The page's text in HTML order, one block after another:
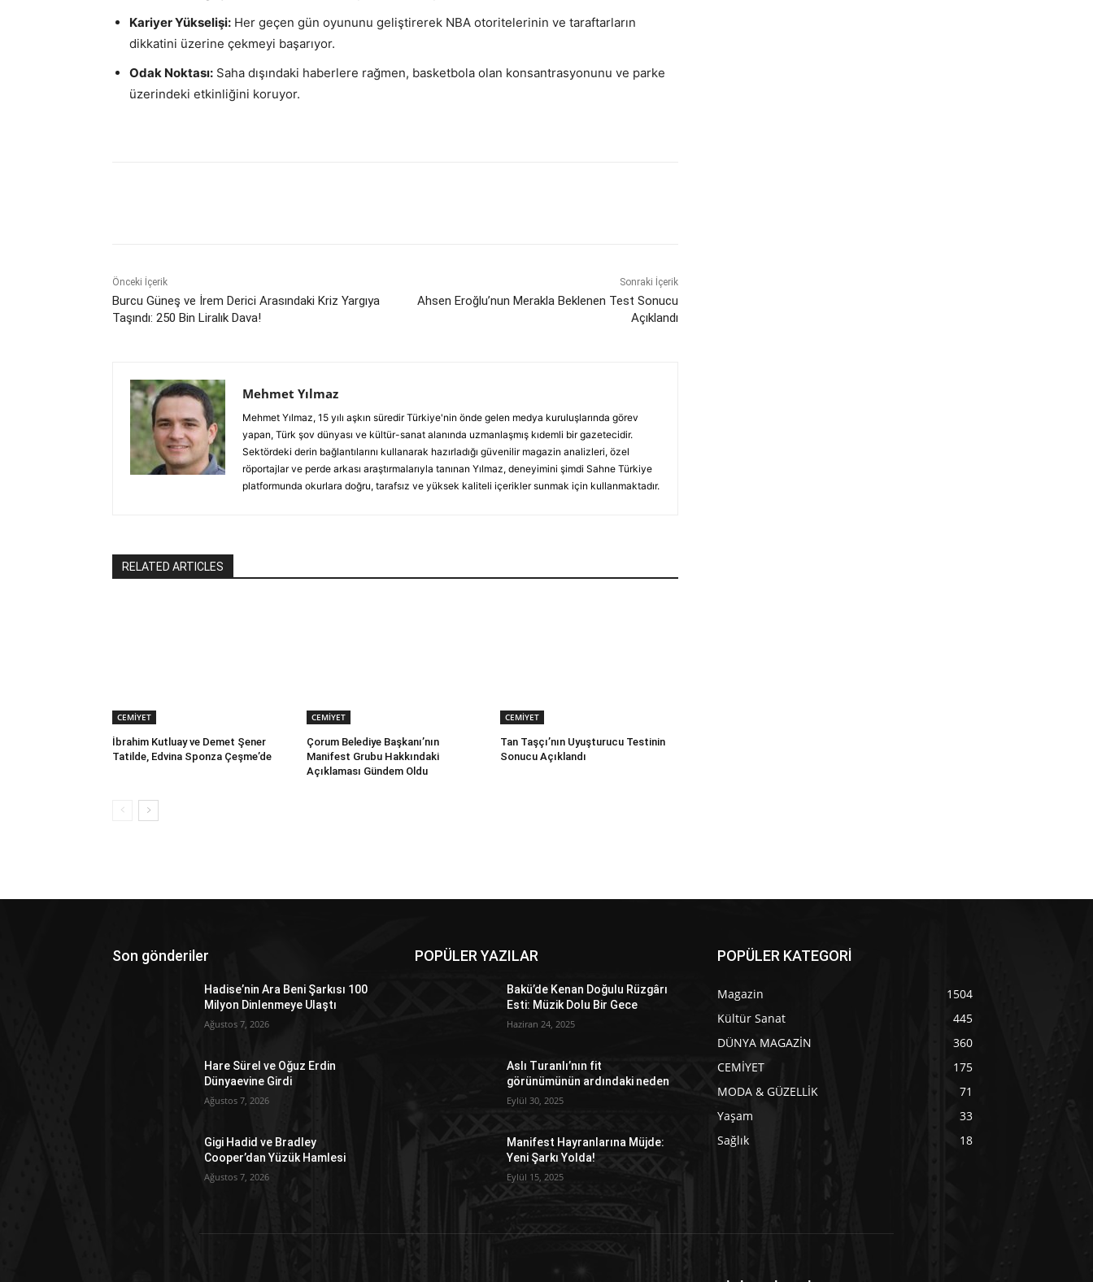
Kariyer Yükselişi: Her geçen gün oyununu geliştirerek NBA otoritelerinin ve taraftarların
dikkatini üzerine çekmeyi başarıyor.
Odak Noktası: Saha dışındaki haberlere rağmen, basketbola olan konsantrasyonunu ve parke
üzerindeki etkinliğini koruyor.
Önceki İçerik
Burcu Güneş ve İrem Derici Arasındaki Kriz Yargıya
Taşındı: 250 Bin Liralık Dava!
Sonraki İçerik
Ahsen Eroğlu’nun Merakla Beklenen Test Sonucu
Açıklandı
Mehmet Yılmaz
Mehmet Yılmaz, 15 yılı aşkın süredir Türkiye'nin önde gelen medya kuruluşlarında görev
yapan, Türk şov dünyası ve kültür-sanat alanında uzmanlaşmış kıdemli bir gazetecidir.
Sektördeki derin bağlantılarını kullanarak hazırladığı güvenilir magazin analizleri, özel
röportajlar ve perde arkası araştırmalarıyla tanınan Yılmaz, deneyimini şimdi Sahne Türkiye
platformunda okurlara doğru, tarafsız ve yüksek kaliteli içerikler sunmak için kullanmaktadır.
RELATED ARTICLES
CEMİYET
İbrahim Kutluay ve Demet Şener
Tatilde, Edvina Sponza Çeşme’de
CEMİYET
Çorum Belediye Başkanı’nın
Manifest Grubu Hakkındaki
Açıklaması Gündem Oldu
CEMİYET
Tan Taşçı’nın Uyuşturucu Testinin
Sonucu Açıklandı
Son gönderiler
Hadise’nin Ara Beni Şarkısı 100
Milyon Dinlenmeye Ulaştı
Ağustos 7, 2026
Hare Sürel ve Oğuz Erdin
Dünyaevine Girdi
Ağustos 7, 2026
Gigi Hadid ve Bradley
Cooper’dan Yüzük Hamlesi
Ağustos 7, 2026
POPÜLER YAZILAR
Bakü’de Kenan Doğulu Rüzgârı
Esti: Müzik Dolu Bir Gece
Haziran 24, 2025
Aslı Turanlı’nın fit
görünümünün ardındaki neden
Eylül 30, 2025
Manifest Hayranlarına Müjde:
Yeni Şarkı Yolda!
Eylül 15, 2025
POPÜLER KATEGORİ
Magazin
1504
Kültür Sanat
445
DÜNYA MAGAZİN
360
CEMİYET
175
MODA & GÜZELLİK
71
Yaşam
33
Sağlık
18